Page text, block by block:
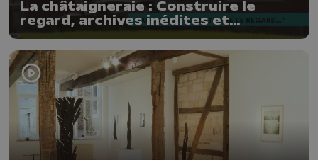
La châtaigneraie : Construire le
regard, archives inédites et
photographies contemporaines